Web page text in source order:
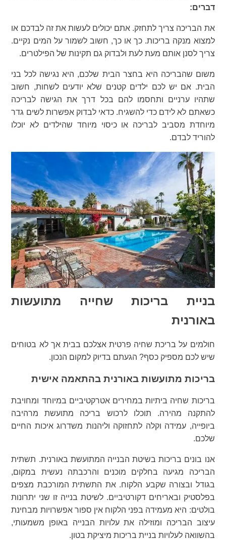
דברים:
את הבריכה צריך לתחזק. אתם יכולים לעשות את זה לבדכם או
למצוא מנקה בריכות. כך או כך, חשוב לשמור על המים נקיים.
צריך לסנן אותם מעת לעת ולבדוק גם תקינות של הפילטרים.
משום שהבריכה היא בחצר הבית שלכם, היא נגישה לכל בני
הבית. אם יש לכם ילדים קטנים שלא יודעים לשחות, חשוב
שתהיו ערניים ותחסמו להם בכל דרך את הגישה לבריכה
כשאתם לא לידם כדי להשגיח. כדאי לבדוק אפשרות לשים גדר
מיוחדת מסביב לבריכה או כיסוי מיוחד שהילדים לא יוכלו
להוריד לבדם.
בניית בריכות שחייה מתועשות
באורנית
חולמים על בריכת שחיה פרטית אצלכם בבית אך לא בטוחים
שיש לכם מספיק כסף? הגעתם בדיוק למקום הנכון.
בריכות מתועשות באורנית בהתאמה אישית
בריכות שחיה ביתיות במחירים אטרקטיביים במיוחד ומחויבת
להתקנה מהירה. תוכלו לרכוש בריכה מתועשת מרהיבה
ביופייה, עמידה וקלה לתחזוקה וליהנות משדרוג איכות החיים
שלכם.
אנו בונים בריכות בשיטת הבנייה המתועשת באורנית. תשתית
הבריכה מגיעה בחלקים מוכנים והרכבתה נעשית במקום,
בגודל ובצורה שקבע הלקוח. את התשתית המורכבת מצפים
בפלסטיק ובאריחים דקורטיביים. לשיטת בנייה זו שני יתרונות
בולטים: היא מעמידה בפני הלקוח אין ספור אפשרויות מבחינת
עיצוב הבריכה ומוזילה את עלויות הבנייה באופן משמעותי,
בהשוואה לעלויות בניית בריכות מיציקת בטון.